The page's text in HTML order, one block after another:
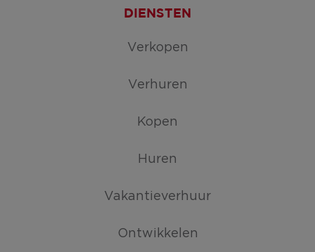
DIENSTEN
Verkopen
Verhuren
Kopen
Huren
Vakantieverhuur
Ontwikkelen